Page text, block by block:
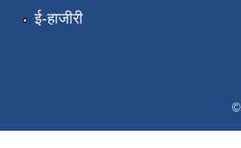
ई-हाजीरी
©